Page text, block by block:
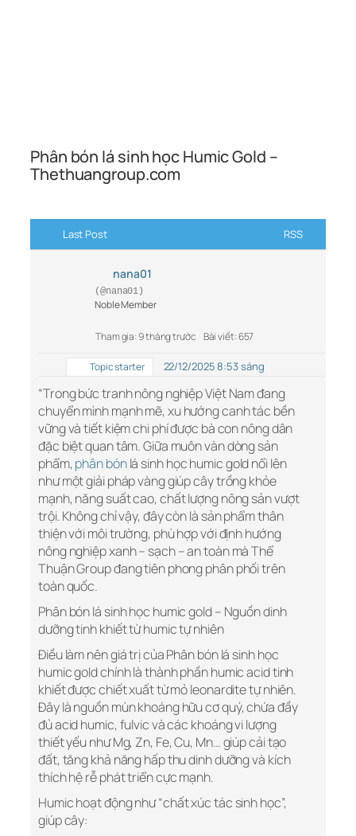
Phân bón lá sinh học Humic Gold –
Thethuangroup.com
Last Post RSS
nana01
(@nana01)
Noble Member
Tham gia: 9 tháng trước Bài viết: 657
Topic starter 22/12/2025 8:53 sáng
“Trong bức tranh nông nghiệp Việt Nam đang
chuyển mình mạnh mẽ, xu hướng canh tác bền
vững và tiết kiệm chi phí được bà con nông dân
đặc biệt quan tâm. Giữa muôn vàn dòng sản
phẩm, phân bónlá sinh học humic gold nổi lên
như một giải pháp vàng giúp cây trồng khỏe
mạnh, năng suất cao, chất lượng nông sản vượt
trội. Không chỉ vậy, đây còn là sản phẩm thân
thiện với môi trường, phù hợp với định hướng
nông nghiệp xanh – sạch – an toàn mà Thể
Thuận Group đang tiên phong phân phối trên
toàn quốc.
Phân bón lá sinh học humic gold – Nguồn dinh
dưỡng tinh khiết từ humic tự nhiên
Điều làm nên giá trị của Phân bón lá sinh học
humic gold chính là thành phần humic acid tinh
khiết được chiết xuất từ mỏ leonardite tự nhiên.
Đây là nguồn mùn khoáng hữu cơ quý, chứa đầy
đủ acid humic, fulvic và các khoáng vi lượng
thiết yếu như Mg, Zn, Fe, Cu, Mn… giúp cải tạo
đất, tăng khả năng hấp thu dinh dưỡng và kích
thích hệ rễ phát triển cực mạnh.
Humic hoạt động như “chất xúc tác sinh học”,
giúp cây: